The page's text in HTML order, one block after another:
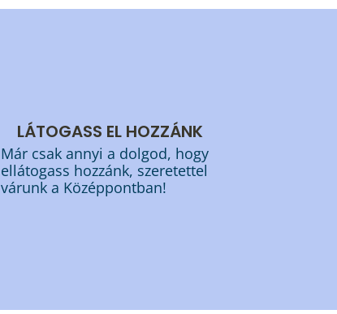
LÁTOGASS EL HOZZÁNK
Már csak annyi a dolgod, hogy
ellátogass hozzánk, szeretettel
várunk a Középpontban!